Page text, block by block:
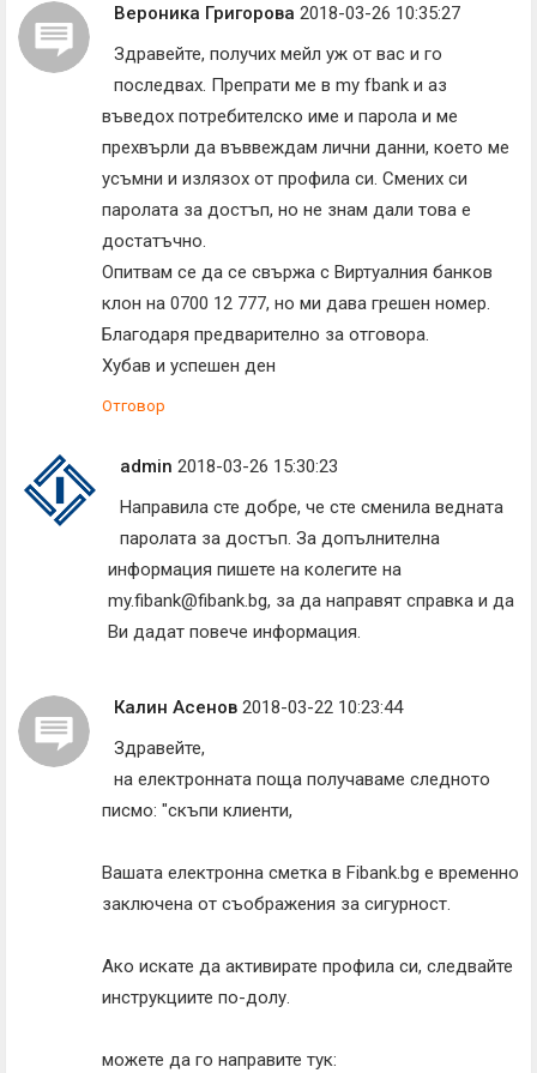
Вероника Григорова 2018-03-26 10:35:27
Здравейте, получих мейл уж от вас и го
последвах. Препрати ме в my fbank и аз
въведох потребителско име и парола и ме
прехвърли да въввеждам лични данни, което ме
усъмни и излязох от профила си. Смених си
паролата за достъп, но не знам дали това е
достатъчно.
Опитвам се да се свържа с Виртуалния банков
клон на 0700 12 777, но ми дава грешен номер.
Благодаря предварително за отговора.
Хубав и успешен ден
Отговор
admin 2018-03-26 15:30:23
Направила сте добре, че сте сменила ведната
паролата за достъп. За допълнителна
информация пишете на колегите на
my.fibank@fibank.bg, за да направят справка и да
Ви дадат повече информация.
Калин Асенов 2018-03-22 10:23:44
Здравейте,
на електронната поща получаваме следното
писмо: "скъпи клиенти,
Вашата електронна сметка в Fibank.bg е временно
заключена от съображения за сигурност.
Ако искате да активирате профила си, следвайте
инструкциите по-долу.
можете да го направите тук: